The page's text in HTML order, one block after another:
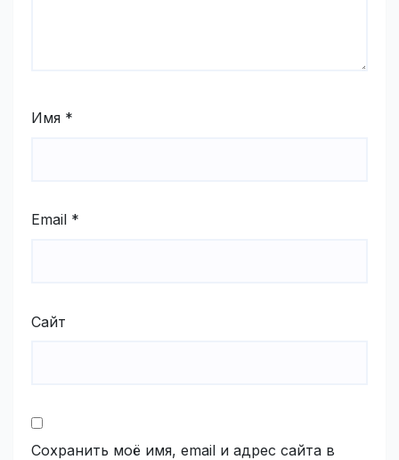
Имя *
Email *
Сайт
Сохранить моё имя, email и адрес сайта в